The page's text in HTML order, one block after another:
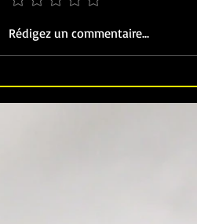
Rédigez un commentaire...